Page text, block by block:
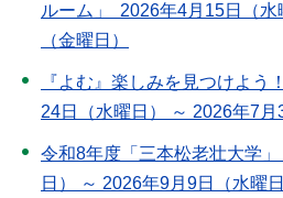
ルーム」 2026年4月15日（水
（金曜日）
『よむ』楽しみを見つけよう
24日（水曜日） ～ 2026年7月
令和8年度「三本松老壮大学
日） ～ 2026年9月9日（水曜日